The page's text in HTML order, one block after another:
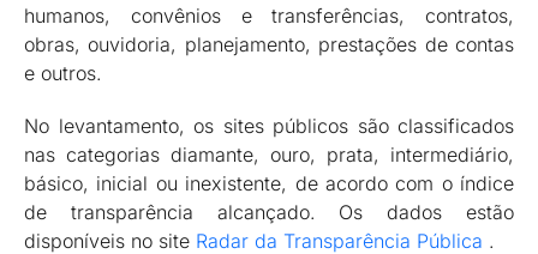
humanos, convênios e transferências, contratos,
obras, ouvidoria, planejamento, prestações de contas
e outros.
No levantamento, os sites públicos são classificados
nas categorias diamante, ouro, prata, intermediário,
básico, inicial ou inexistente, de acordo com o índice
de transparência alcançado. Os dados estão
disponíveis no site Radar da Transparência Pública .